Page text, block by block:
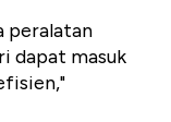
peralatan
dapat masuk